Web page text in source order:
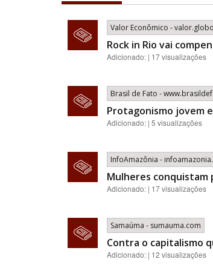
Valor Econômico -
Rock in Rio vai
Adicionado: | 17 visualizações
Brasil de Fato -
Protagonismo jovem
Adicionado: | 5 visualizações
InfoAmazônia -
Mulheres conquistam
Adicionado: | 17 visualizações
Samaúma - sumauma.com
Contra o capitalismo
Adicionado: | 12 visualizações